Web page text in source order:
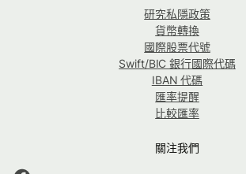
研究私隱政策
貨幣轉換
國際股票代號
Swift/BIC 銀行國際代碼
IBAN 代碼
匯率提醒
比較匯率
關注我們